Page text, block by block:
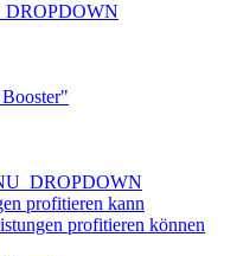
profitieren kann
profitieren können